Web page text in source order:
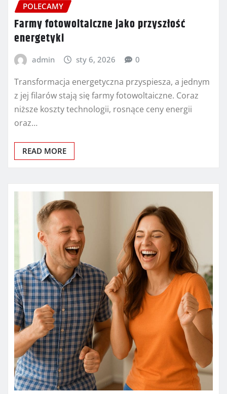
POLECAMY
Farmy fotowoltaiczne jako przyszłość
energetyki
admin sty 6, 2026 0
Transformacja energetyczna przyspiesza, a jednym
z jej filarów stają się farmy fotowoltaiczne. Coraz
niższe koszty technologii, rosnące ceny energii
oraz…
READ MORE